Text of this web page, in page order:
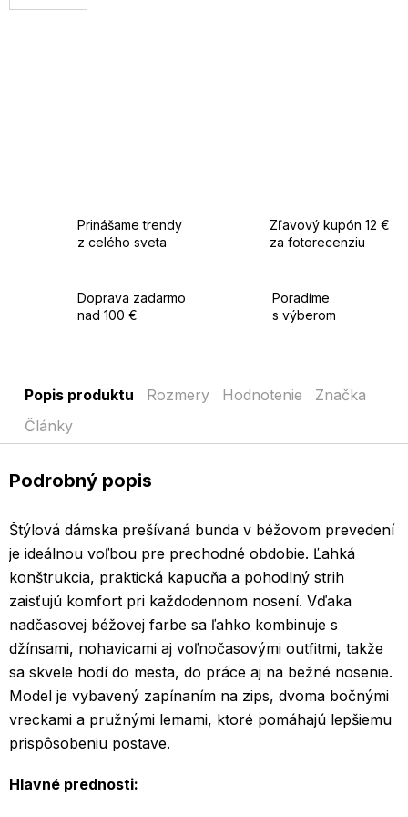
Prinášame trendy
z celého sveta
Zľavový kupón 12 €
za fotorecenziu
Doprava zadarmo
nad 100 €
Poradíme
s výberom
Popis produktu Rozmery Hodnotenie
Značka
Články
Podrobný popis
Štýlová dámska prešívaná bunda v béžovom prevedení
je ideálnou voľbou pre prechodné obdobie. Ľahká
konštrukcia, praktická kapucňa a pohodlný strih
zaisťujú komfort pri každodennom nosení. Vďaka
nadčasovej béžovej farbe sa ľahko kombinuje s
džínsami, nohavicami aj voľnočasovými outfitmi, takže
sa skvele hodí do mesta, do práce aj na bežné nosenie.
Model je vybavený zapínaním na zips, dvoma bočnými
vreckami a pružnými lemami, ktoré pomáhajú lepšiemu
prispôsobeniu postave.
Hlavné prednosti: